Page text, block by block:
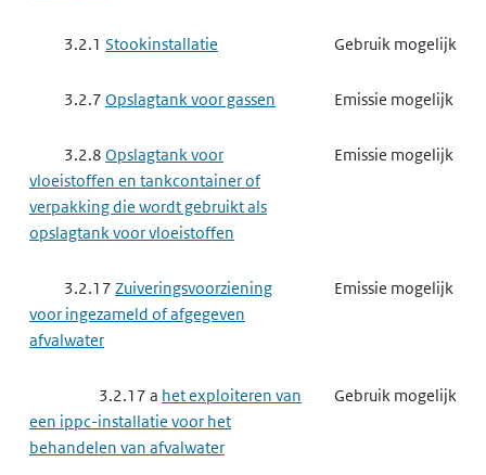
3.2.1 Stookinstallatie Gebruik mogelijk
3.2.7 Opslagtank voor gassen Emissie mogelijk
3.2.8 Opslagtank voor
vloeistoffen en tankcontainer of
verpakking die wordt gebruikt als
opslagtank voor vloeistoffen
Emissie mogelijk
3.2.17 Zuiveringsvoorziening
voor ingezameld of afgegeven
afvalwater
Emissie mogelijk
3.2.17 a het exploiteren van
een ippc-installatie voor het
behandelen van afvalwater
Gebruik mogelijk